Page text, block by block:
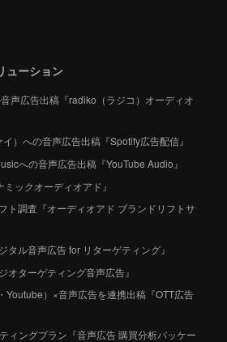
ューション
声広告出稿『radiko（ラジコ）オーディオ
）への音声広告出稿『Spotify広告配信』
への音声広告出稿『YouTube Audio』
ックオーディオアド』
ト調査『オーディオアド ブランドリフトサ
タル音声広告 for リターゲティング』
オターゲティング音声広告』
Youtube）×音声広告を連携出稿『OTT広告
ィングプラン『音声広告 購買分析パッケー